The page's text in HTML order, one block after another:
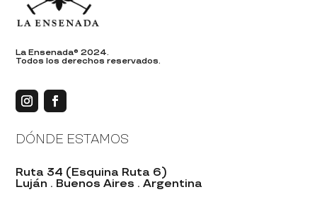
La Ensenada® 2024.
Todos los derechos reservados.
DÓNDE ESTAMOS
Ruta 34 (Esquina Ruta 6)
Luján . Buenos Aires . Argentina